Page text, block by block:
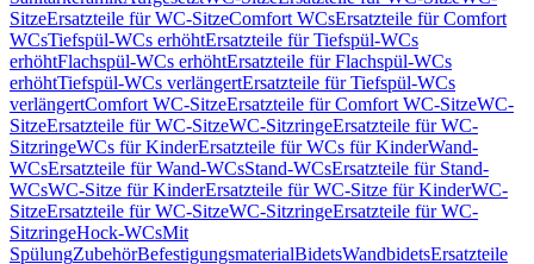
SitzeErsatzteile für WC-SitzeComfort WCsErsatzteile für Comfort
WCsTiefspül-WCs erhöhtErsatzteile für Tiefspül-WCs
erhöhtFlachspül-WCs erhöhtErsatzteile für Flachspül-WCs
erhöhtTiefspül-WCs verlängertErsatzteile für Tiefspül-WCs
verlängertComfort WC-SitzeErsatzteile für Comfort WC-SitzeWC-
SitzeErsatzteile für WC-SitzeWC-SitzringeErsatzteile für WC-
SitzringeWCs für KinderErsatzteile für WCs für KinderWand-
WCsErsatzteile für Wand-WCsStand-WCsErsatzteile für Stand-
WCsWC-Sitze für KinderErsatzteile für WC-Sitze für KinderWC-
SitzeErsatzteile für WC-SitzeWC-SitzringeErsatzteile für WC-
SitzringeHock-WCsMit
SpülungZubehörBefestigungsmaterialBidetsWandbidetsErsatzteile